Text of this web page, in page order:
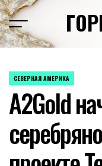
Перейти
к
содержимому
ОПУБЛИКОВАНО
СЕВЕРНАЯ АМЕРИКА
A2Gold